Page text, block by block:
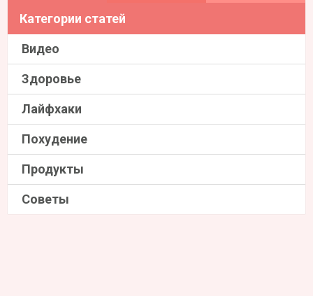
Категории статей
Видео
Здоровье
Лайфхаки
Похудение
Продукты
Советы